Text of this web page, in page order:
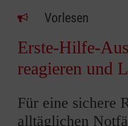
Vorlesen
Erste-Hilfe-
reagieren und
Für eine sichere
alltäglichen